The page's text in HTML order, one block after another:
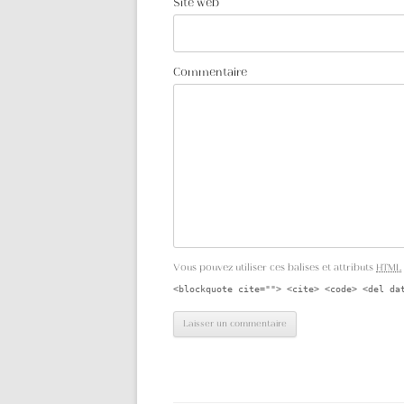
Wolkswagen en Lego. Offrant
Volkswagen Kombi Westfalia SO 42 -
Boîte automatique. 9 annonce(s)
Camping-Car Coccinelle Modell.
ligne. Camping car poids lourd . Neuf.
parmi nos 34 annonces gratuites
Historique. Livraison en point retrait
Site web
Commentaire
Vous pouvez utiliser ces balises et attributs HTML
<blockquote cite=""> <cite> <code> <del